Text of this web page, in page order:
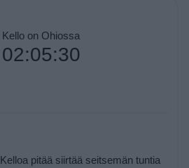
Kello on Ohiossa
02:05:30
Kelloa pitää siirtää seitsemän tuntia